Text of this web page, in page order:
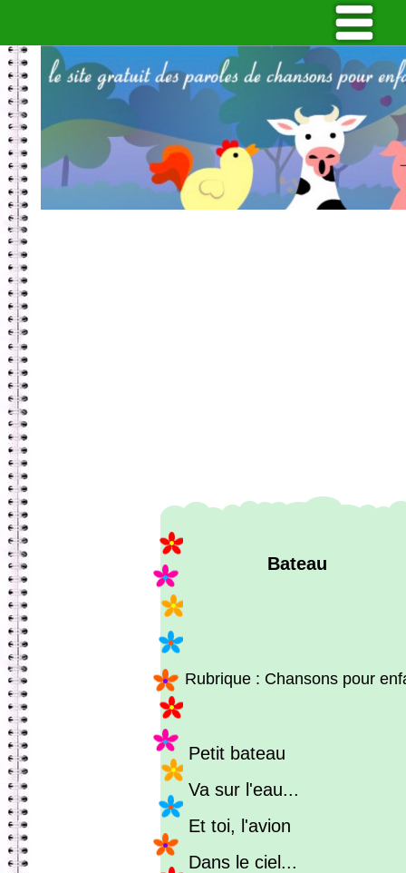
Bateau
Rubrique : Chansons pour
Petit bateau
Va sur l'eau...
Et toi, l'avion
Dans le ciel...